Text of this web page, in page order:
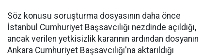
Söz konusu soruşturma dosyasının daha önce
İstanbul Cumhuriyet Başsavcılığı nezdinde açıldığı,
ancak verilen yetkisizlik kararının ardından dosyanın
Ankara Cumhuriyet Başsavcılığı'na aktarıldığı